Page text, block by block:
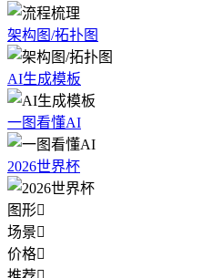
架构图/拓扑图
AI生成模板
一图看懂AI
2026世界杯
图形
场景
价格